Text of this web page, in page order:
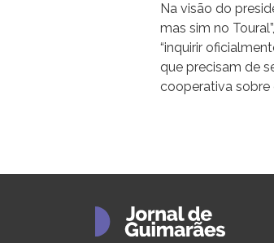
Na visão do
mas sim no
“inquirir
que precisam de
cooperativa sobre